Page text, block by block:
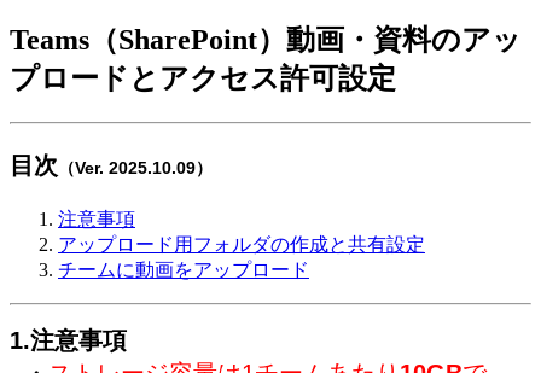
Teams（SharePoint）動画・資料のアッ
プロードとアクセス許可設定
目次 （Ver. 2025.10.09）
注意事項
アップロード用フォルダの作成と共有設定
チームに動画をアップロード
1.注意事項